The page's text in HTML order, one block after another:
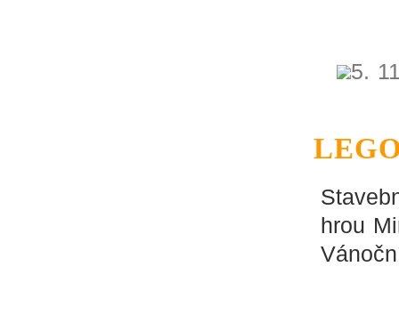
5.
hrou